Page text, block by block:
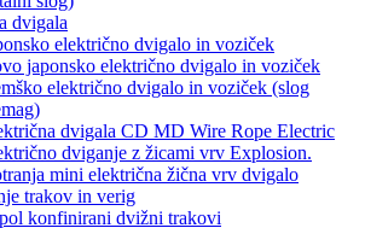
dvigala
električno dvigalo in voziček
japonsko električno dvigalo in voziček
električno dvigalo in voziček (slog
dvigala CD MD Wire Rope Electric
dviganje z žicami vrv Explosion.
mini električna žična vrv dvigalo
trakov in verig
konfinirani dvižni trakovi